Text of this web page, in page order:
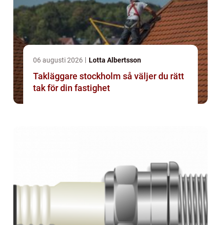
06 augusti 2026 Lotta Albertsson
Takläggare stockholm så väljer du rätt
tak för din fastighet